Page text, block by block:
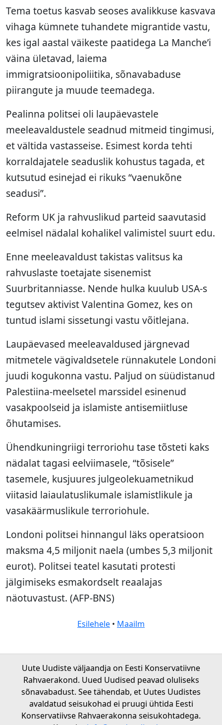
Tema toetus kasvab seoses avalikkuse kasvava
vihaga kümnete tuhandete migrantide vastu,
kes igal aastal väikeste paatidega La Manche’i
väina ületavad, laiema
immigratsioonipoliitika, sõnavabaduse
piirangute ja muude teemadega.
Pealinna politsei oli laupäevastele
meeleavaldustele seadnud mitmeid tingimusi,
et vältida vastasseise. Esimest korda tehti
korraldajatele seaduslik kohustus tagada, et
kutsutud esinejad ei rikuks “vaenukõne
seadusi”.
Reform UK ja rahvuslikud parteid saavutasid
eelmisel nädalal kohalikel valimistel suurt edu.
Enne meeleavaldust takistas valitsus ka
rahvuslaste toetajate sisenemist
Suurbritanniasse. Nende hulka kuulub USA-s
tegutsev aktivist Valentina Gomez, kes on
tuntud islami sissetungi vastu võitlejana.
Laupäevased meeleavaldused järgnevad
mitmetele vägivaldsetele rünnakutele Londoni
juudi kogukonna vastu. Paljud on süüdistanud
Palestiina-meelsetel marssidel esinenud
vasakpoolseid ja islamiste antisemiitluse
õhutamises.
Ühendkuningriigi terroriohu tase tõsteti kaks
nädalat tagasi eelviimasele, “tõsisele”
tasemele, kusjuures julgeolekuametnikud
viitasid laiaulatuslikumale islamistlikule ja
vasakäärmuslikule terroriohule.
Londoni politsei hinnangul läks operatsioon
maksma 4,5 miljonit naela (umbes 5,3 miljonit
eurot). Politsei teatel kasutati protesti
jälgimiseks esmakordselt reaalajas
näotuvastust. (AFP-BNS)
Esilehele • Maailm
Uute Uudiste väljaandja on Eesti Konservatiivne
Rahvaerakond. Uued Uudised peavad oluliseks
sõnavabadust. See tähendab, et Uutes Uudistes
avaldatud seisukohad ei pruugi ühtida Eesti
Konservatiivse Rahvaerakonna seisukohtadega.